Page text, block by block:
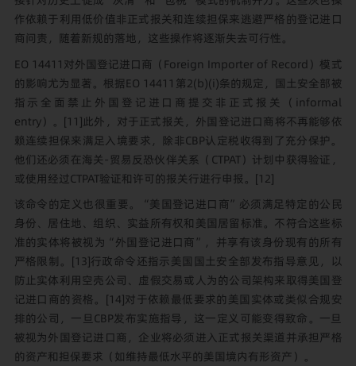
作依赖于利用低价值非正式报关和连续担保来逃避严格的登记进口
商问责，随着新规的落地，这些操作将逐渐失去可行性。
EO 14411对外国登记进口商（Foreign Importer of Record）模式
的影响尤为显著。根据EO 14411第2(b)(i)条的规定，国土安全部被
指示全面禁止外国登记进口商提交非正式报关（informal
entry）。 [11]此外，对于正式报关，外国登记进口商将不再能够依
赖连续担保来满足入境要求，除非CBP认定税收得到了充分保护。
他们还必须在海关-贸易反恐伙伴关系（CTPAT）计划中获得验证，
或使用经过CTPAT验证和许可的报关行进行申报。 [12]
该命令的定义也很重要。“美国登记进口商”必须满足特定的公民
身份、居住地、组织、实益所有权和美国居留标准。不符合这些标
准的实体将被视为“外国登记进口商”，并享有该身份现有的所有
严格限制。 [13]行政命令还指示美国国土安全部发布指导意见，以
防止实体利用空壳公司、虚假交易或人为的公司架构来取得美国登
记进口商的资格。 [14]对于依赖最低要求的美国实体或类似合规安
排的公司，一旦CBP发布实施指导，这一定义可能变得致命。一旦
被视为外国登记进口商，企业将必须进入正式报关渠道并承担严格
的资产和担保要求（如维持最低水平的美国境内有形资产）。